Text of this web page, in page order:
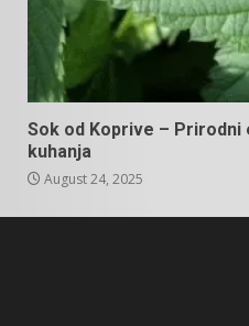
Sok od Koprive –
kuhanja
August 24, 2025